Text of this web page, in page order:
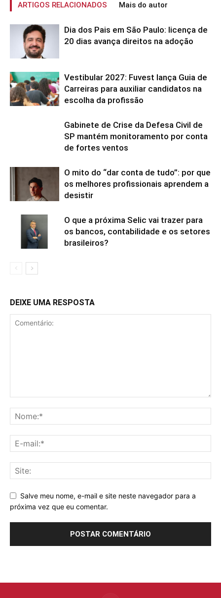
ARTIGOS RELACIONADOS Mais do autor
Dia dos Pais em São Paulo: licença de
20 dias avança direitos na adoção
Vestibular 2027: Fuvest lança Guia de
Carreiras para auxiliar candidatos na
escolha da profissão
Gabinete de Crise da Defesa Civil de
SP mantém monitoramento por conta
de fortes ventos
O mito do “dar conta de tudo”: por que
os melhores profissionais aprendem a
desistir
O que a próxima Selic vai trazer para
os bancos, contabilidade e os setores
brasileiros?
DEIXE UMA RESPOSTA
Salve meu nome, e-mail e site neste navegador para a
próxima vez que eu comentar.